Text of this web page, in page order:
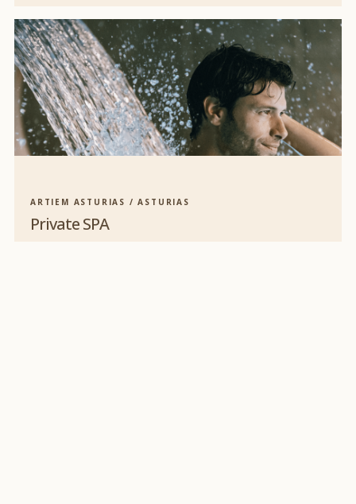
ARTIEM ASTURIAS / ASTURIAS
Private SPA